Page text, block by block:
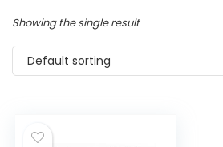
Showing the single result
Default sorting